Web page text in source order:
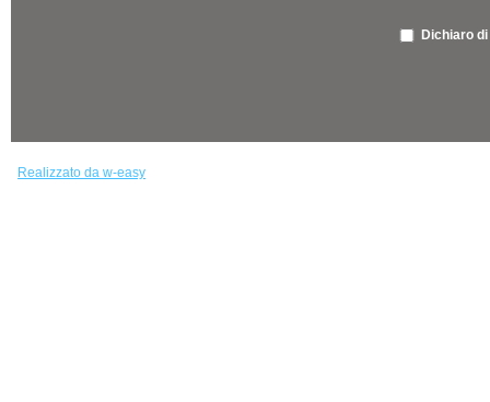
Dichiaro
Realizzato da w-easy